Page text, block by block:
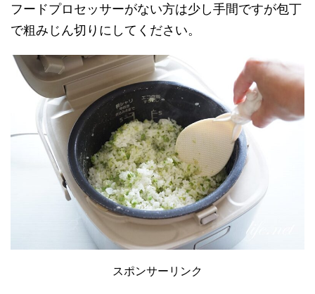
フードプロセッサーがない方は少し手間ですが包丁
で粗みじん切りにしてください。
スポンサーリンク